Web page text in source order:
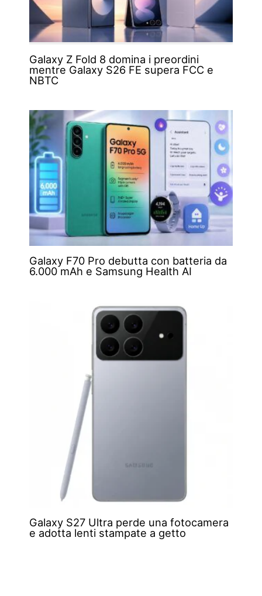
Galaxy Z Fold 8 domina i preordini
mentre Galaxy S26 FE supera FCC e
NBTC
Galaxy F70 Pro debutta con batteria da
6.000 mAh e Samsung Health AI
Galaxy S27 Ultra perde una fotocamera
e adotta lenti stampate a getto